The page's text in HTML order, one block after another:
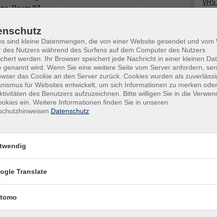
Raum 07
Nebengebäude, Graf-Hermann-Schule, Gartenstraße
Raum 07
Nebengebäude, Graf-Hermann-Schule, Gartenstraße
Raum 07
Nebengebäude, Graf-Hermann-Schule, Gartenstraße
Raum 07
Raum 07
Nebengebäude, Graf-Hermann-Schule, Gartenstraße
Raum 07
sind kleine Datenmengen, die von einer Website gesendet und vom
des Nutzers während des Surfens auf dem Computer des Nutzers
werden. Ihr Browser speichert jede Nachricht in einer kleinen
genannt wird. Wenn Sie eine weitere Seite vom Server anfordern,
das Cookie an den Server zurück. Cookies wurden als
für Websites entwickelt, um sich Informationen zu merken
des Benutzers aufzuzeichnen. Bitte willigen Sie in die
ein. Weitere Informationen finden Sie in unseren
Datenschutz
Translate